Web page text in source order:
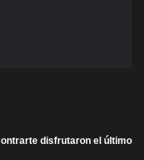
disfrutaron el último